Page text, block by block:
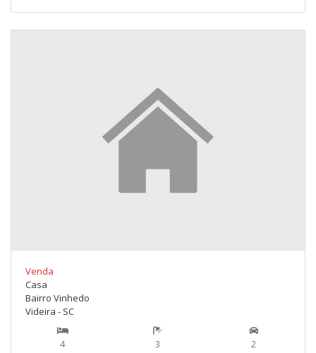
Venda
Casa
Bairro Vinhedo
Videira - SC
4 3
2